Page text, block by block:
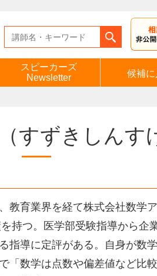
スピーカーズ
Newsletter
候補
（すずきしんす
教育業界を経て株式会社数学
持つ。医学部受験指導から企
指導に定評がある。自身が数
「数学は点数や偏差値など比